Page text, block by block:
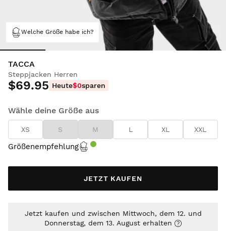
Welche Größe habe ich?
TACCA
Steppjacken Herren
$69.95 Heute$0sparen
Wähle deine Größe aus
XS S M L XL XXL
Größenempfehlung
JETZT KAUFEN
Jetzt kaufen und zwischen Mittwoch, dem 12. und
Donnerstag, dem 13. August erhalten